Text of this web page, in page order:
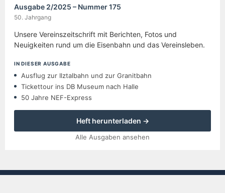
Ausgabe 2/2025 – Nummer 175
50. Jahrgang
Unsere Vereinszeitschrift mit Berichten, Fotos und
Neuigkeiten rund um die Eisenbahn und das Vereinsleben.
IN DIESER AUSGABE
Ausflug zur Ilztalbahn und zur Granitbahn
Tickettour ins DB Museum nach Halle
50 Jahre NEF-Express
Heft herunterladen →
Alle Ausgaben ansehen